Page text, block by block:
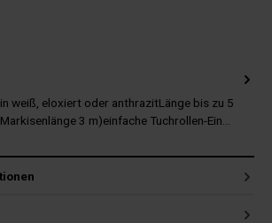
weiß, eloxiert oder anthrazitLänge bis zu 5
3 m)einfache Tuchrollen-Ein…